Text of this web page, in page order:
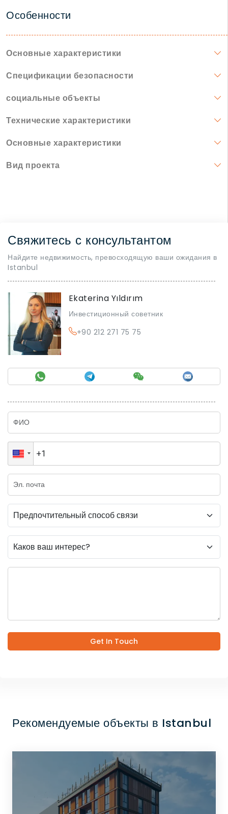
Особенности
Основные характеристики
Спецификации безопасности
социальные объекты
Технические характеристики
Основные характеристики
Вид проекта
Свяжитесь с консультантом
Найдите недвижимость, превосходящую ваши ожидания в
Istanbul
Ekaterina Yıldırım
Инвестиционный советник
+90 212 271 75 75
Get In Touch
Рекомендуемые объекты в Istanbul